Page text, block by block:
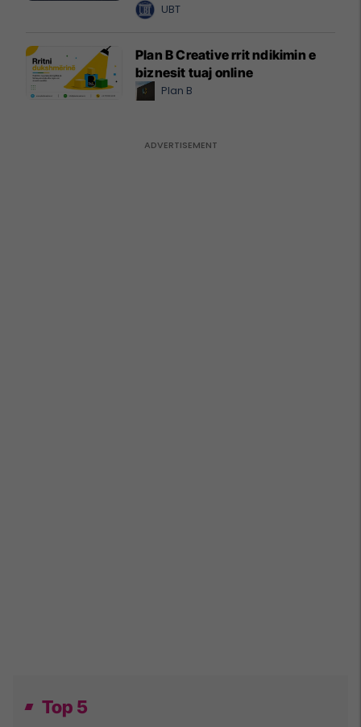
UBT
Plan B Creative rrit ndikimin e
biznesit tuaj online
Plan B
Top 5